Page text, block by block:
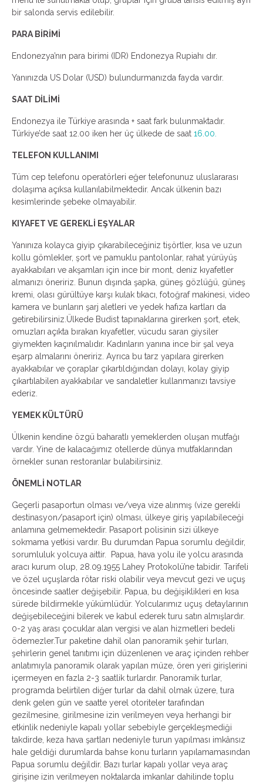
bir salonda servis edilebilir.
PARA BİRİMİ
Endonezya’nın para birimi (IDR) Endonezya Rupiahı dır.
Yanınızda US Dolar (USD) bulundurmanızda fayda vardır.
SAAT DİLİMİ
Endonezya ile Türkiye arasında + saat fark bulunmaktadır.
Türkiye’de saat 12.00 iken her üç ülkede de saat 16.00.
TELEFON KULLANIMI
Tüm cep telefonu operatörleri eğer telefonunuz uluslararası
dolaşıma açıksa kullanılabilmektedir. Ancak ülkenin bazı
kesimlerinde şebeke olmayabilir.
KIYAFET VE GEREKLİ EŞYALAR
Yanınıza kolayca giyip çıkarabileceğiniz tişörtler, kısa ve uzun
kollu gömlekler, şort ve pamuklu pantolonlar, rahat yürüyüş
ayakkabıları ve akşamları için ince bir mont, deniz kıyafetler
almanızı öneririz. Bunun dışında şapka, güneş gözlüğü, güneş
kremi, olası gürültüye karşı kulak tıkacı, fotoğraf makinesi, video
kamera ve bunların şarj aletleri ve yedek hafıza kartları da
getirebilirsiniz.Ülkede Budist tapınaklarına girerken şort, etek,
omuzları açıkta bırakan kıyafetler, vücudu saran giysiler
giymekten kaçınılmalıdır. Kadınların yanına ince bir şal veya
eşarp almalarını öneririz. Ayrıca bu tarz yapılara girerken
ayakkabılar ve çoraplar çıkartıldığından dolayı, kolay giyip
çıkartılabilen ayakkabılar ve sandaletler kullanmanızı tavsiye
ederiz.
YEMEK KÜLTÜRÜ
Ülkenin kendine özgü baharatlı yemeklerden oluşan mutfağı
vardır. Yine de kalacağımız otellerde dünya mutfaklarından
örnekler sunan restoranlar bulabilirsiniz.
ÖNEMLİ NOTLAR
Geçerli pasaportun olması ve/veya vize alınmış (vize gerekli
destinasyon/pasaport için) olması, ülkeye giriş yapılabileceği
anlamına gelmemektedir. Pasaport polisinin sizi ülkeye
sokmama yetkisi vardır. Bu durumdan Papua sorumlu değildir,
sorumluluk yolcuya aittir. Papua, hava yolu ile yolcu arasında
aracı kurum olup, 28.09.1955 Lahey Protokolü’ne tabidir. Tarifeli
ve özel uçuşlarda rötar riski olabilir veya mevcut gezi ve uçuş
öncesinde saatler değişebilir. Papua, bu değişiklikleri en kısa
sürede bildirmekle yükümlüdür. Yolcularımız uçuş detaylarının
değişebileceğini bilerek ve kabul ederek turu satın almışlardır.
0-2 yaş arası çocuklar alan vergisi ve alan hizmetleri bedeli
ödemezler.Tur paketine dahil olan panoramik şehir turları,
şehirlerin genel tanıtımı için düzenlenen ve araç içinden rehber
anlatımıyla panoramik olarak yapılan müze, ören yeri girişlerini
içermeyen en fazla 2-3 saatlik turlardır. Panoramik turlar,
programda belirtilen diğer turlar da dahil olmak üzere, tura
denk gelen gün ve saatte yerel otoriteler tarafından
gezilmesine, girilmesine izin verilmeyen veya herhangi bir
etkinlik nedeniyle kapalı yollar sebebiyle gerçekleşmediği
takdirde, keza hava şartları nedeniyle turun yapılması imkânsız
hale geldiği durumlarda bahse konu turların yapılamamasından
Papua sorumlu değildir. Bazı turlar kapalı yollar veya araç
girişine izin verilmeyen noktalarda imkanlar dahilinde toplu